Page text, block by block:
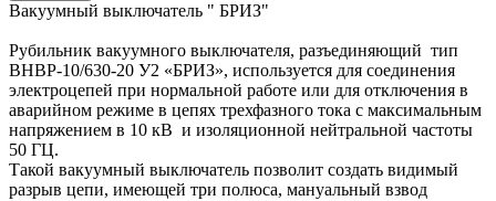
Вакуумный выключатель " БРИЗ"
Рубильник вакуумного выключателя, разъединяющий тип
ВНВР-10/630-20 У2 «БРИЗ», используется для соединения
электроцепей при нормальной работе или для отключения в
аварийном режиме в цепях трехфазного тока с максимальным
напряжением в 10 кВ и изоляционной нейтральной частоты
50 ГЦ.
Такой вакуумный выключатель позволит создать видимый
разрыв цепи, имеющей три полюса, мануальный взвод